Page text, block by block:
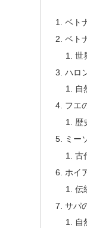
ベト
ベト
世
ハロ
自
フエ
歴
ミー
古
ホイ
伝
サパ
自